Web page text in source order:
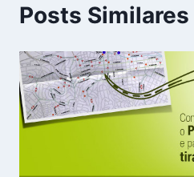
Posts Similares